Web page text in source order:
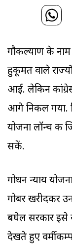
गौकल्याण के नाम
हुकूमत वाले
आईं. लेकिन
आगे निकल गया.
योजना लॉन्च
सकें.
गोधन न्याय
गोबर खरीदकर
बघेल सरकार इसे
देखते हुए